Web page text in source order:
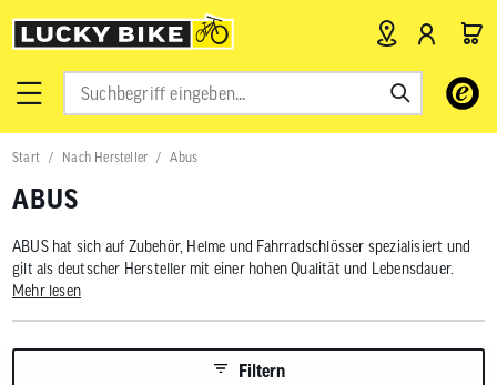
Verwende
Pfeile
nach
das
Ergebnis
Drücke
Start Nach Hersteller Abus
ABUS
ABUS hat sich auf Zubehör, Helme und Fahrradschlösser spezialisiert und
gilt als deutscher Hersteller mit einer hohen Qualität und Lebensdauer.
Mehr lesen
Filtern